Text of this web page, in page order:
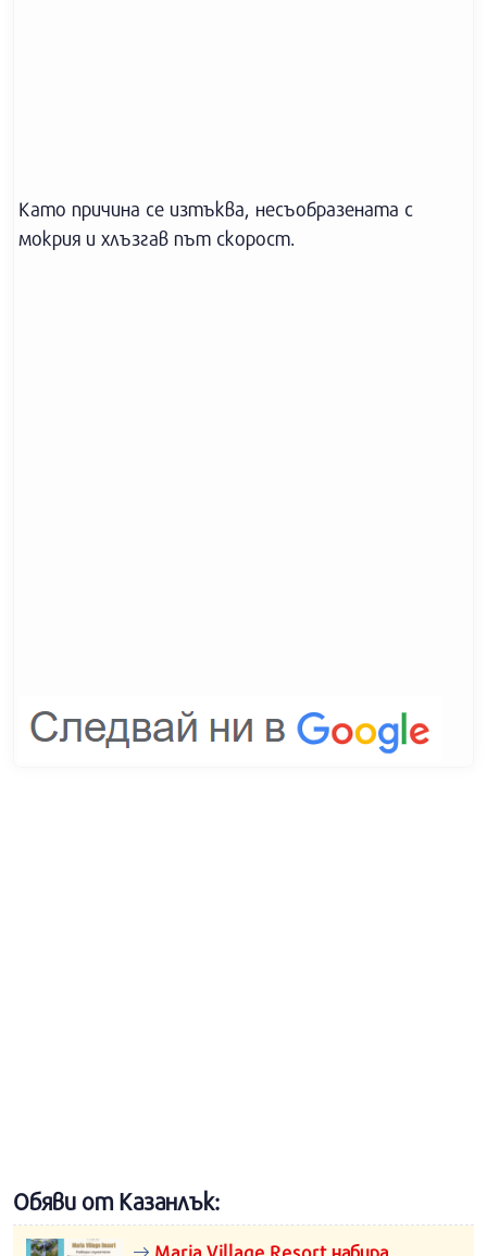
Като причина се изтъква, несъобразената с
мокрия и хлъзгав път скорост.
Обяви от Казанлък: